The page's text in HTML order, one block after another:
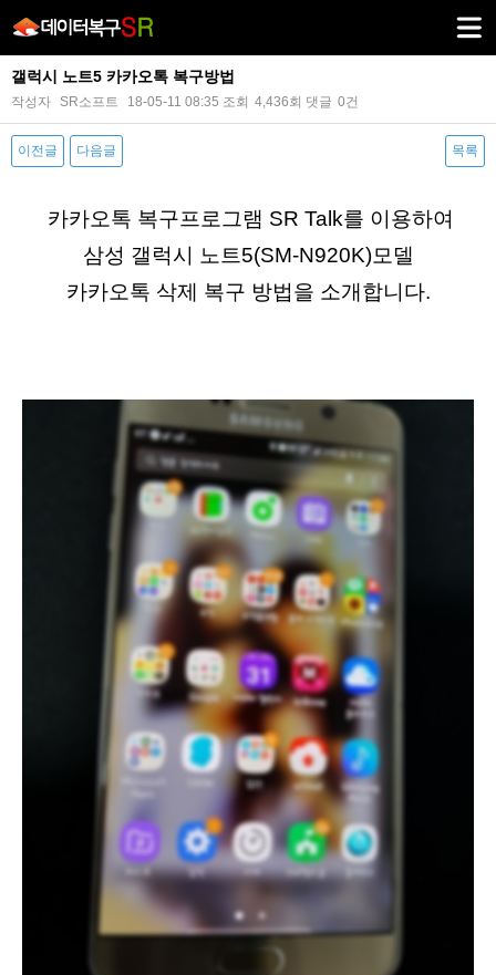
갤럭시 노트5 카카오톡 복구방법
작성자 SR소프트 18-05-11 08:35 조회 4,436회 댓글 0건
이전글 다음글 목록
카카오톡 복구프로그램 SR Talk를 이용하여
삼성 갤럭시 노트5(SM-N920K)모델
카카오톡 삭제 복구 방법을 소개합니다.